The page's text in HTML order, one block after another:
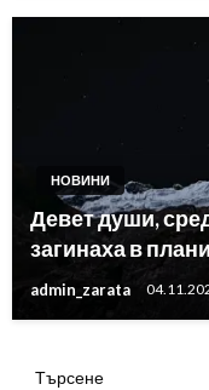
НОВИНИ
Девет души,
загинаха в
admin_zarata
Търсене